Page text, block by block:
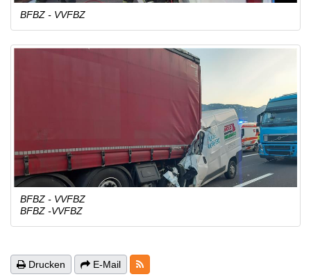
BFBZ - VVFBZ
BFBZ - VVFBZ
BFBZ -VVFBZ
Drucken E-Mail RSS-Feeds